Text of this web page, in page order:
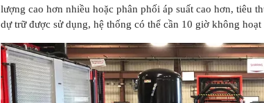
lượng cao hơn nhiều hoặc phân phối áp suất cao hơn, tiêu
dự trữ được sử dụng, hệ thống có thể cần 10 giờ không